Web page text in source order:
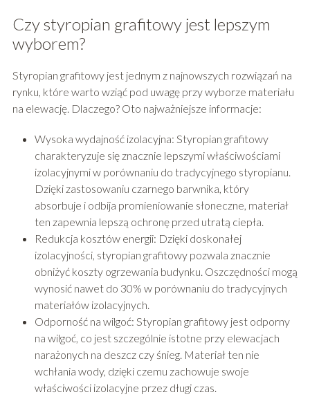
Czy styropian grafitowy jest lepszym
wyborem?
Styropian grafitowy jest jednym z najnowszych rozwiązań na
rynku, które warto wziąć pod uwagę przy wyborze materiału
na elewację. Dlaczego? Oto najważniejsze informacje:
Wysoka wydajność izolacyjna: Styropian grafitowy
charakteryzuje się znacznie lepszymi właściwościami
izolacyjnymi w porównaniu do tradycyjnego styropianu.
Dzięki zastosowaniu czarnego barwnika, który
absorbuje i odbija promieniowanie słoneczne, materiał
ten zapewnia lepszą ochronę przed utratą ciepła.
Redukcja kosztów energii: Dzięki doskonałej
izolacyjności, styropian grafitowy pozwala znacznie
obniżyć koszty ogrzewania budynku. Oszczędności mogą
wynosić nawet do 30% w porównaniu do tradycyjnych
materiałów izolacyjnych.
Odporność na wilgoć: Styropian grafitowy jest odporny
na wilgoć, co jest szczególnie istotne przy elewacjach
narażonych na deszcz czy śnieg. Materiał ten nie
wchłania wody, dzięki czemu zachowuje swoje
właściwości izolacyjne przez długi czas.